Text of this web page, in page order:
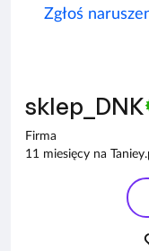
Zgłoś
sklep_DNK
Firma
11 miesięcy na